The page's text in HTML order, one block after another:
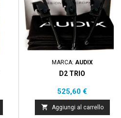
MARCA: AUDIX
D2 TRIO
Prezzo
525,60 €
 Aggiungi al carrello